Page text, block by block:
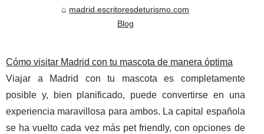
madrid.escritoresdeturismo.com
Blog
Cómo visitar Madrid con tu mascota de manera óptima
Viajar a Madrid con tu mascota es completamente
posible y, bien planificado, puede convertirse en una
experiencia maravillosa para ambos. La capital española
se ha vuelto cada vez más pet friendly, con opciones de